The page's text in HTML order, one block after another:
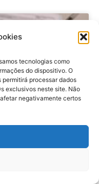
tecnologias como
do dispositivo. O
processar dados
exclusivos neste site. Não
negativamente certos
ao
é